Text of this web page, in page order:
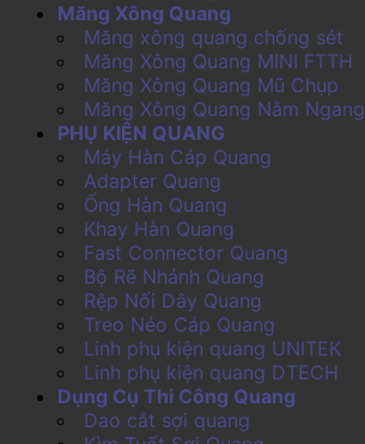
Măng Xông Quang
Măng xông quang chống sét
Măng Xông Quang MINI FTTH
Măng Xông Quang Mũ Chụp
Măng Xông Quang Nằm Ngang
PHỤ KIỆN QUANG
Máy Hàn Cáp Quang
Adapter Quang
Ống Hàn Quang
Khay Hàn Quang
Fast Connector Quang
Bộ Rẽ Nhánh Quang
Rệp Nối Dây Quang
Treo Néo Cáp Quang
Linh phụ kiện quang UNITEK
Linh phụ kiện quang DTECH
Dụng Cụ Thi Công Quang
Dao cắt sợi quang